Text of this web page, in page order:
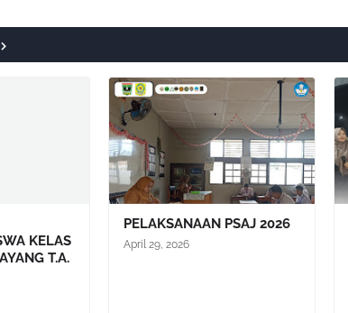
KELAS
T.A.
PELAKSANAAN PSAJ 2026
April 29, 2026